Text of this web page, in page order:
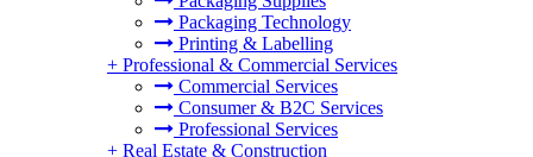
Packaging Technology
Printing & Labelling
+ Professional & Commercial Services
Commercial Services
Consumer & B2C Services
Professional Services
+ Real Estate & Construction